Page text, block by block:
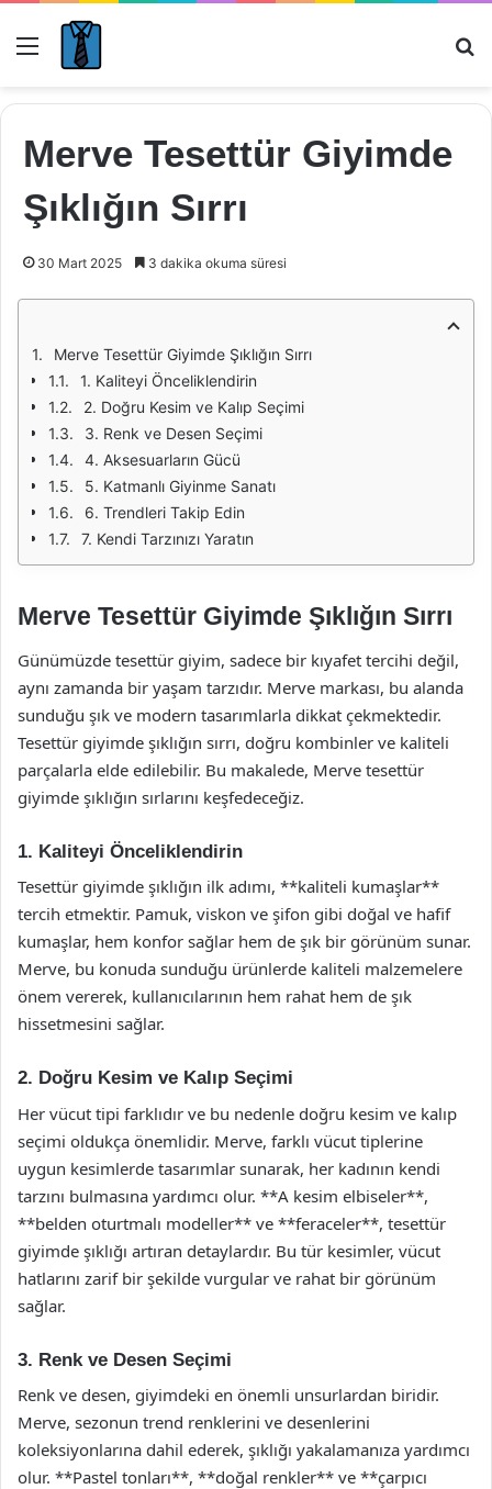
Menü
Merve Tesettür Giyimde
Şıklığın Sırrı
30 Mart 2025 3 dakika okuma süresi
Merve Tesettür Giyimde Şıklığın Sırrı
1. Kaliteyi Önceliklendirin
2. Doğru Kesim ve Kalıp Seçimi
3. Renk ve Desen Seçimi
4. Aksesuarların Gücü
5. Katmanlı Giyinme Sanatı
6. Trendleri Takip Edin
7. Kendi Tarzınızı Yaratın
Merve Tesettür Giyimde Şıklığın Sırrı
Günümüzde tesettür giyim, sadece bir kıyafet tercihi değil,
aynı zamanda bir yaşam tarzıdır. Merve markası, bu alanda
sunduğu şık ve modern tasarımlarla dikkat çekmektedir.
Tesettür giyimde şıklığın sırrı, doğru kombinler ve kaliteli
parçalarla elde edilebilir. Bu makalede, Merve tesettür
giyimde şıklığın sırlarını keşfedeceğiz.
1. Kaliteyi Önceliklendirin
Tesettür giyimde şıklığın ilk adımı, **kaliteli kumaşlar**
tercih etmektir. Pamuk, viskon ve şifon gibi doğal ve hafif
kumaşlar, hem konfor sağlar hem de şık bir görünüm sunar.
Merve, bu konuda sunduğu ürünlerde kaliteli malzemelere
önem vererek, kullanıcılarının hem rahat hem de şık
hissetmesini sağlar.
2. Doğru Kesim ve Kalıp Seçimi
Her vücut tipi farklıdır ve bu nedenle doğru kesim ve kalıp
seçimi oldukça önemlidir. Merve, farklı vücut tiplerine
uygun kesimlerde tasarımlar sunarak, her kadının kendi
tarzını bulmasına yardımcı olur. **A kesim elbiseler**,
**belden oturtmalı modeller** ve **feraceler**, tesettür
giyimde şıklığı artıran detaylardır. Bu tür kesimler, vücut
hatlarını zarif bir şekilde vurgular ve rahat bir görünüm
sağlar.
3. Renk ve Desen Seçimi
Renk ve desen, giyimdeki en önemli unsurlardan biridir.
Merve, sezonun trend renklerini ve desenlerini
koleksiyonlarına dahil ederek, şıklığı yakalamanıza yardımcı
olur. **Pastel tonları**, **doğal renkler** ve **çarpıcı